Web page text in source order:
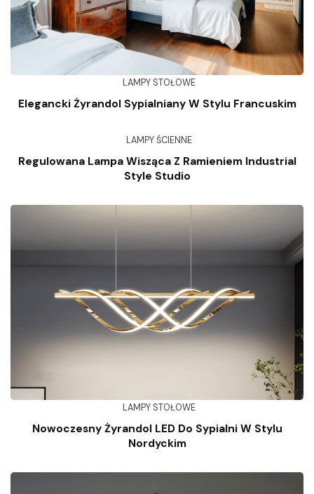
LAMPY STOŁOWE
Elegancki Żyrandol Sypialniany W Stylu Francuskim
LAMPY ŚCIENNE
Regulowana Lampa Wisząca Z Ramieniem Industrial
Style Studio
LAMPY STOŁOWE
Nowoczesny Żyrandol LED Do Sypialni W Stylu
Nordyckim